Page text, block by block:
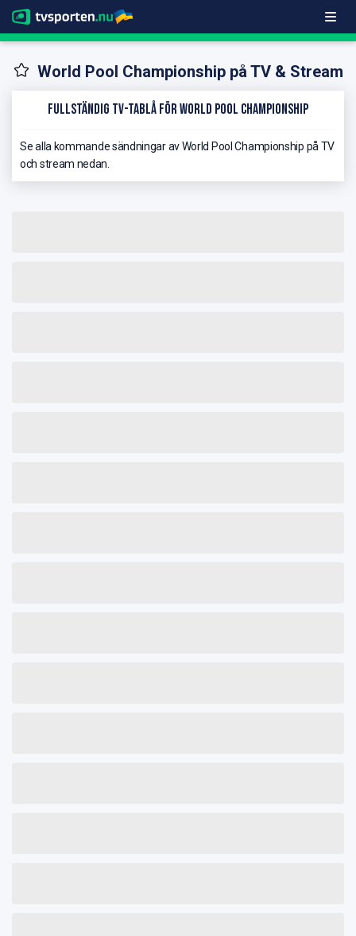
World Pool Championship på TV & Stream
Fullständig TV-Tablå för World Pool Championship
Se alla kommande sändningar av World Pool Championship på TV
och stream nedan.